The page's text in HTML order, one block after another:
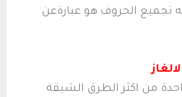
تجميع الحروف هو عبارةعن
من اكثر الطرق الشيقة